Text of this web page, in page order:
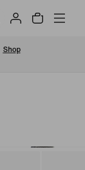
Shop